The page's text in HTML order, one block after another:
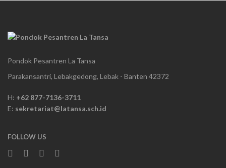
Pondok Pesantren La Tansa
Parakansantri, Lebakgedong, Lebak - Banten 42372
H: +62 877-7136-3711
E: sekretariat@latansa.sch.id
FOLLOW US